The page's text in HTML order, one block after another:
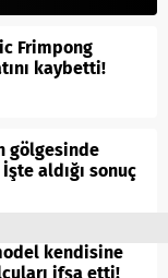
Frimpong
kaybetti!
gölgesinde
aldığı sonuç
kendisine
ifşa etti!